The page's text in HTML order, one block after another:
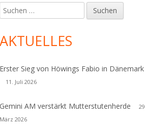
Haupt-
Seitenleiste
Suchen
nach:
AKTUELLES
Erster Sieg von Höwings Fabio in Dänemark
11. Juli 2026
Gemini AM verstärkt Mutterstutenherde
29.
März 2026